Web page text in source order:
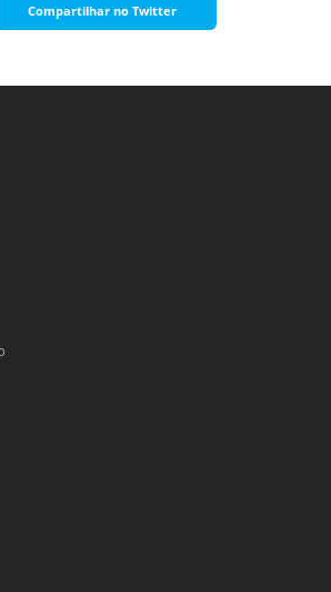
Compartilhar no Twitter